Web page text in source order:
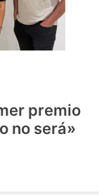
premio
no será»